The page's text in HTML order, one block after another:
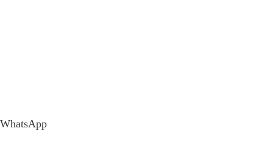
WhatsApp